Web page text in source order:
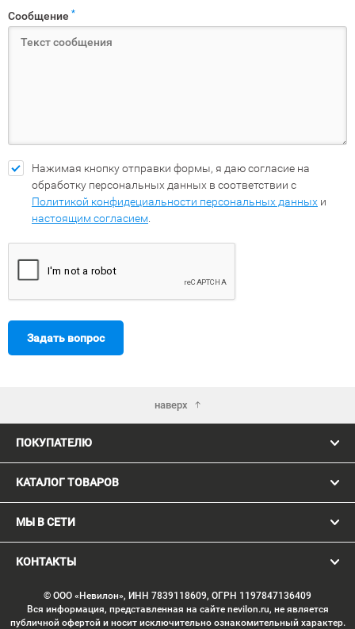
Сообщение *
Нажимая кнопку отправки формы, я даю согласие на
обработку персональных данных в соответствии с
Политикой конфидециальности персональных данных и
настоящим согласием
Задать вопрос
наверх
ПОКУПАТЕЛЮ
КАТАЛОГ ТОВАРОВ
МЫ В СЕТИ
КОНТАКТЫ
© ООО «Невилон», ИНН 7839118609, ОГРН 1197847136409
Вся информация, представленная на сайте nevilon.ru, не является
публичной офертой и носит исключительно ознакомительный характер.